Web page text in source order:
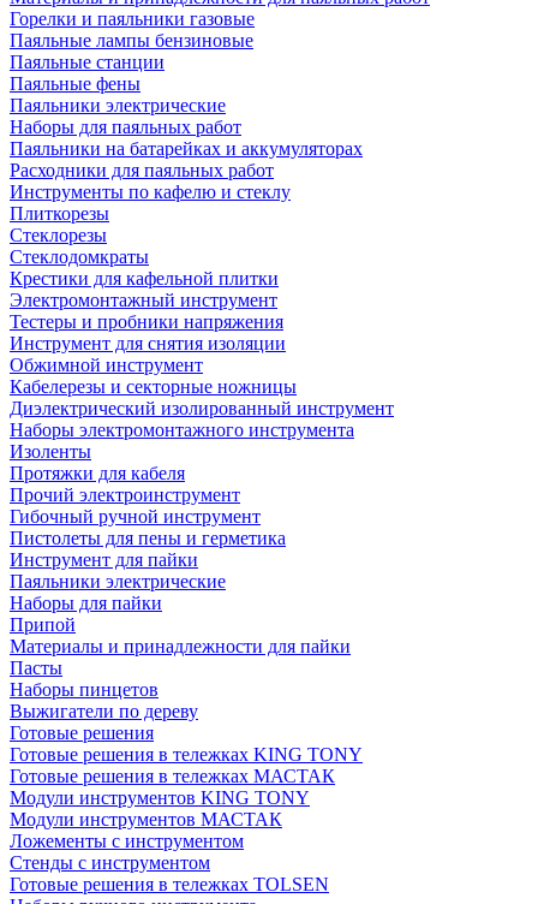
Горелки и паяльники газовые
Паяльные лампы бензиновые
Паяльные станции
Паяльные фены
Паяльники электрические
Наборы для паяльных работ
Паяльники на батарейках и аккумуляторах
Расходники для паяльных работ
Инструменты по кафелю и стеклу
Плиткорезы
Стеклорезы
Стеклодомкраты
Крестики для кафельной плитки
Электромонтажный инструмент
Тестеры и пробники напряжения
Инструмент для снятия изоляции
Обжимной инструмент
Кабелерезы и секторные ножницы
Диэлектрический изолированный инструмент
Наборы электромонтажного инструмента
Изоленты
Протяжки для кабеля
Прочий электроинструмент
Гибочный ручной инструмент
Пистолеты для пены и герметика
Инструмент для пайки
Паяльники электрические
Наборы для пайки
Припой
Материалы и принадлежности для пайки
Пасты
Наборы пинцетов
Выжигатели по дереву
Готовые решения
Готовые решения в тележках KING TONY
Готовые решения в тележках МАСТАК
Модули инструментов KING TONY
Модули инструментов МАСТАК
Ложементы с инструментом
Стенды с инструментом
Готовые решения в тележках TOLSEN